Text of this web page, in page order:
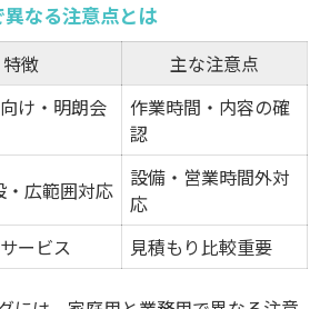
なる注意点とは
特徴
主な注意点
け・明朗会
作業時間・内容の確
認
広範囲対応
設備・営業時間外対
応
ービス 見積もり比較重要